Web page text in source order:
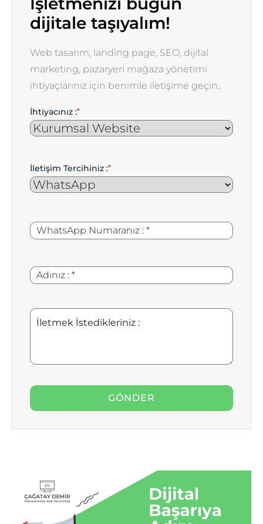
dijitale taşıyalım!
Web tasarım, landing page, SEO, dijital
marketing, pazaryeri mağaza yönetimi
ihtiyaçlarınız için benimle iletişime geçin..
İhtiyacınız :*
İletişim Tercihiniz :*
WhatsApp
Numaranız
*
Adınız
:
*
İletmek
İstedikleriniz